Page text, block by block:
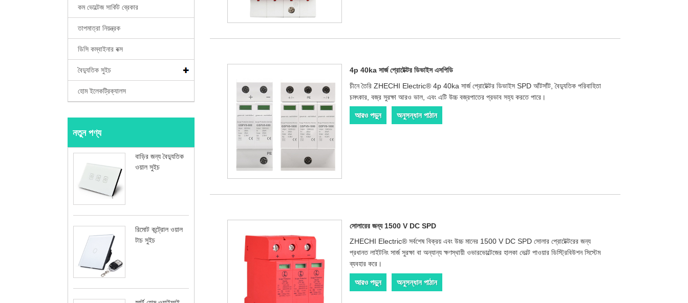
কম ভোল্টেজ সার্কিট ব্রেকার
তাপমাত্রা নিয়ন্ত্রক
ডিসি কম্বাইনার বক্স
বৈদ্যুতিক সুইচ
হোম ইলেকট্রিক্যালস
নতুন পণ্য
বাড়ির জন্য বৈদ্যুতিক
ওয়াল সুইচ
রিমোট কন্ট্রোল ওয়াল
টাচ সুইচ
4p 40ka সার্জ প্রোটেক্টর ডিভাইস এসপিডি
চীনে তৈরি ZHECHI Electric® 4p 40ka সার্জ প্রোটেক্টর ডিভাইস SPD আঁটসাঁট, বৈদ্যুতিক পরিবাহিতা
চমৎকার, বজ্র সুরক্ষা আরও ভাল, এবং এটি উচ্চ বজ্রপাতের প্রভাব সহ্য করতে পারে।
আরও পড়ুন অনুসন্ধান পাঠান
সোলারের জন্য 1500 V DC SPD
ZHECHI Electric® সর্বশেষ বিক্রয় এবং উচ্চ মানের 1500 V DC SPD সোলার প্রোটেক্টরের জন্য
প্রধানত লাইটনিং সার্জ সুরক্ষা বা অন্যান্য ক্ষণস্থায়ী ওভারভোল্টেজের হালকা ভোল্ট পাওয়ার ডিস্ট্রিবিউশন সিস্টেম
ব্যবহার করে।
আরও পড়ুন অনুসন্ধান পাঠান